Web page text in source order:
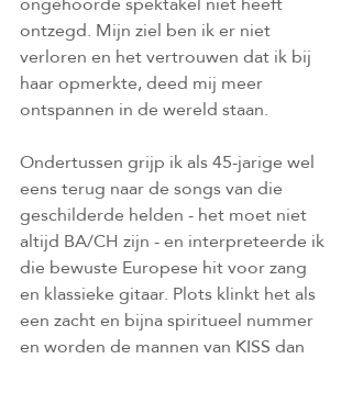
ontzegd. Mijn ziel ben ik er niet
verloren en het vertrouwen dat ik bij
haar opmerkte, deed mij meer
ontspannen in de wereld staan.
Ondertussen grijp ik als 45-jarige wel
eens terug naar de songs van die
geschilderde helden - het moet niet
altijd BA/CH zijn - en interpreteerde ik
die bewuste Europese hit voor zang
en klassieke gitaar. Plots klinkt het als
een zacht en bijna spiritueel nummer
en worden de mannen van KISS dan